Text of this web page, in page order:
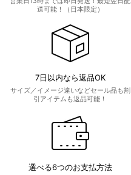
送可能！（日本限定）
7日以内なら返品OK
サイズ／イメージ違いなどセール品も割
引アイテムも返品可能！
選べる6つのお支払方法